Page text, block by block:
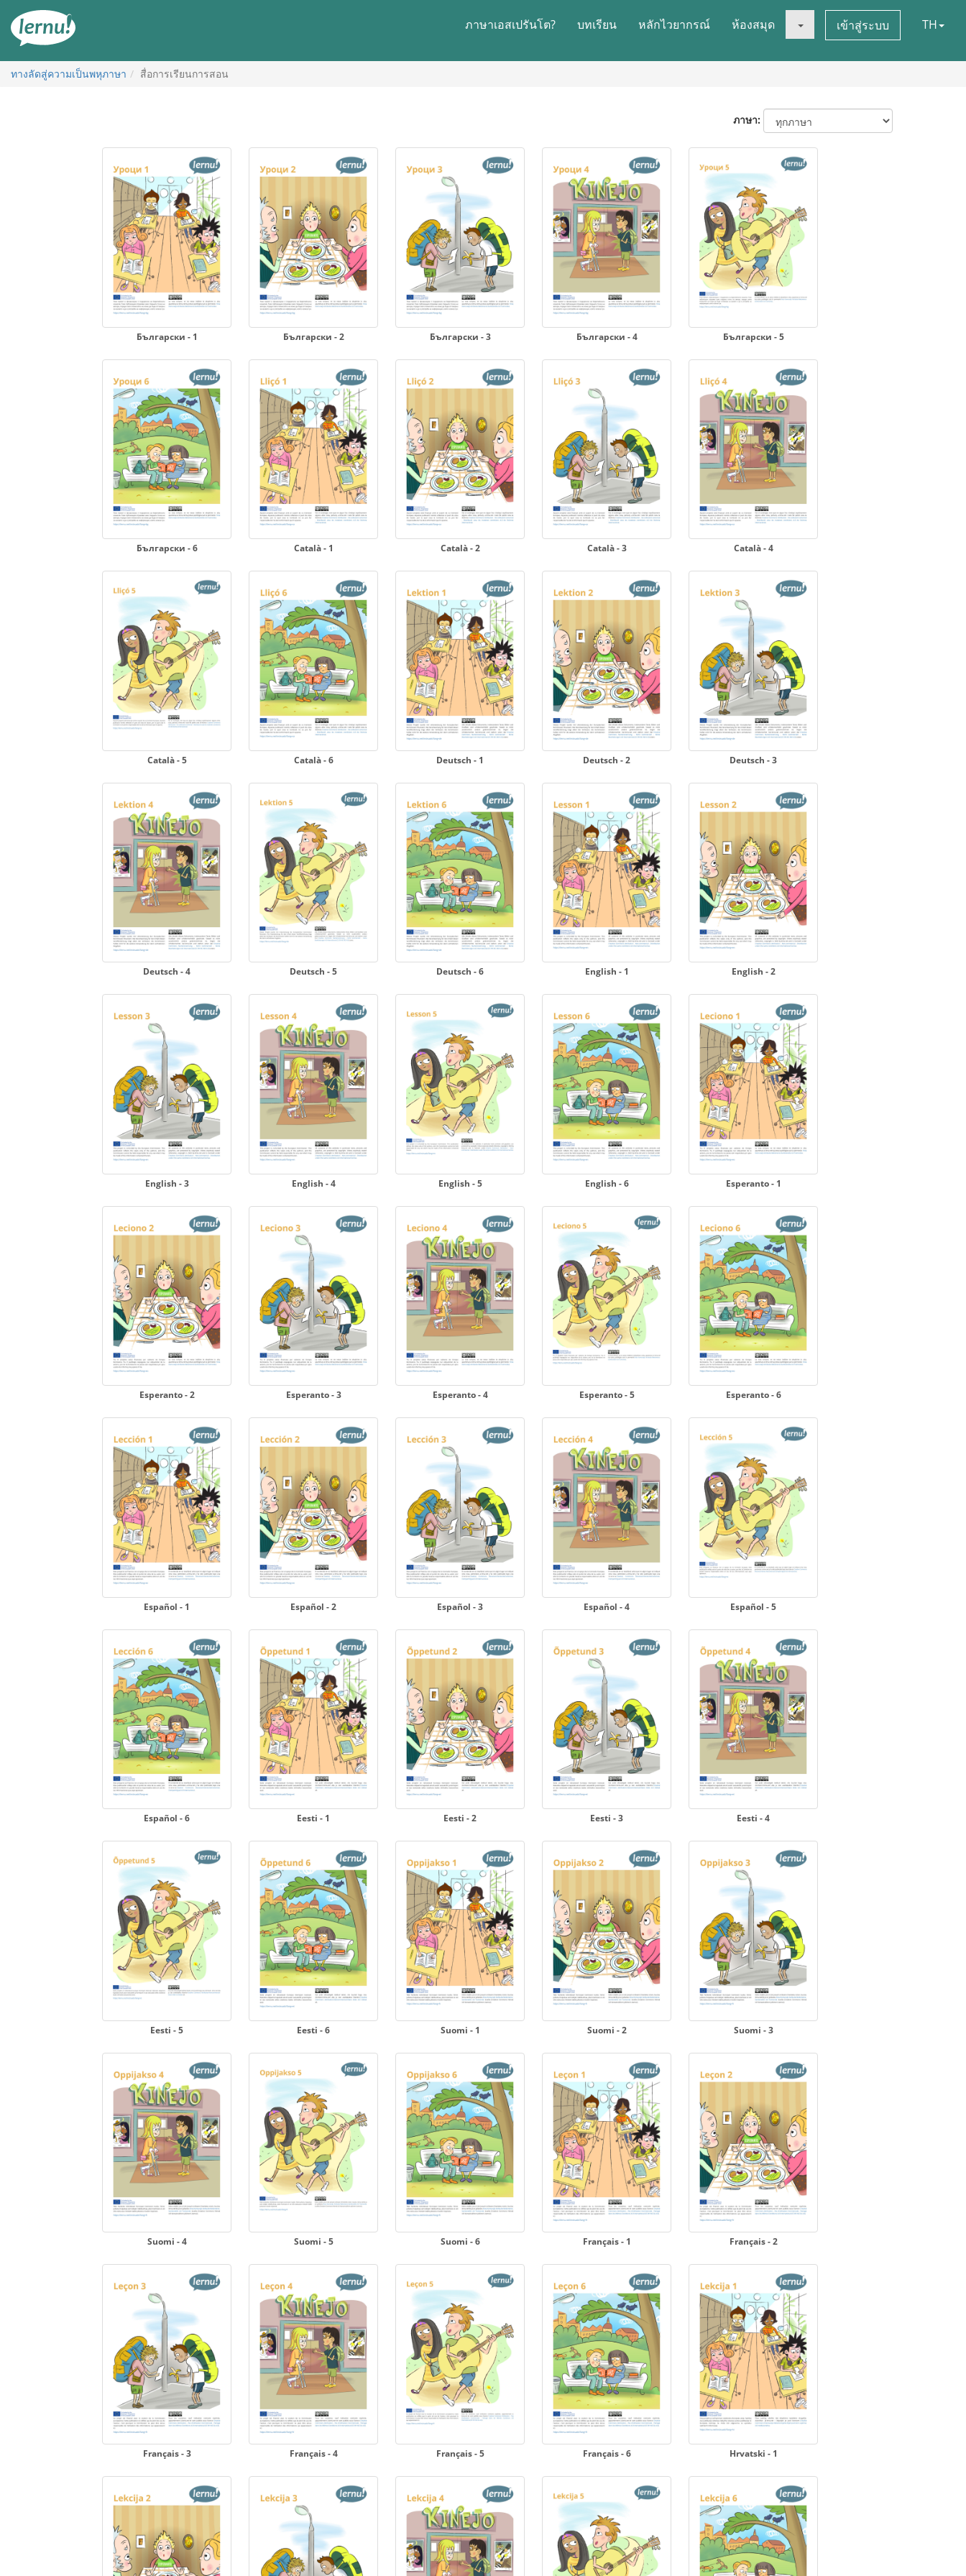
สารบัญ
ภาษาเอสเปรันโต? บทเรียน หลักไวยากรณ์ ห้องสมุด เข้าสู่ระบบ TH
ทางลัดสู่ความเป็นพหุภาษา สื่อการเรียนการสอน
ภาษา:
Български - 1 Български - 2 Български - 3 Български - 4 Български - 5
Български - 6 Català - 1 Català - 2 Català - 3 Català - 4
Català - 5 Català - 6 Deutsch - 1 Deutsch - 2 Deutsch - 3
Deutsch - 4 Deutsch - 5 Deutsch - 6 English - 1 English - 2
English - 3 English - 4 English - 5 English - 6 Esperanto - 1
Esperanto - 2 Esperanto - 3 Esperanto - 4 Esperanto - 5 Esperanto - 6
Español - 1 Español - 2 Español - 3 Español - 4 Español - 5
Español - 6 Eesti - 1 Eesti - 2 Eesti - 3 Eesti - 4
Eesti - 5 Eesti - 6 Suomi - 1 Suomi - 2 Suomi - 3
Suomi - 4 Suomi - 5 Suomi - 6 Français - 1 Français - 2
Français - 3 Français - 4 Français - 5 Français - 6 Hrvatski - 1